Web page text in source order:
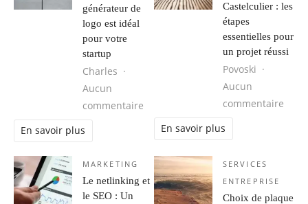
générateur de
logo est idéal
pour votre
startup
Charles
Aucun
commentaire sur Pourquoi un générateur de
En savoir plus
Castelculier : les
étapes
essentielles pour
un projet réussi
Povoski
Aucun
commentaire
En savoir plus
MARKETING
Le netlinking et
le SEO : Un
SERVICES
ENTREPRISE
Choix de plaque